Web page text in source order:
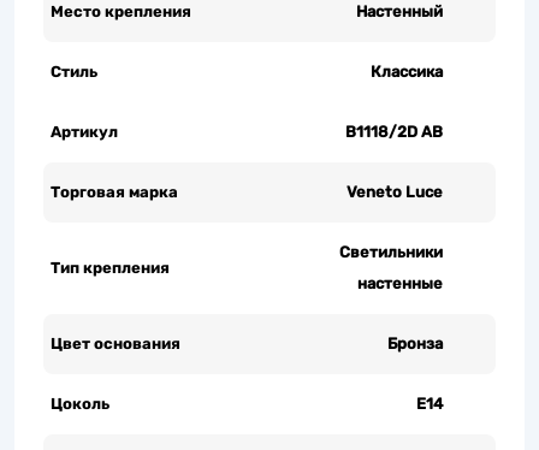
Место крепления Настенный
Стиль Классика
Артикул B1118/2D AB
Торговая марка Veneto Luce
Тип крепления
Светильники
настенные
Цвет основания Бронза
Цоколь Е14